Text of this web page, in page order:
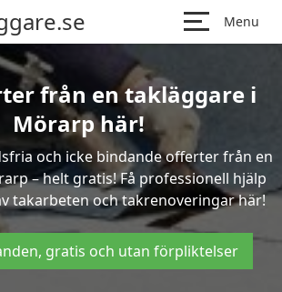
Menu
från en takläggare i
Mörarp här!
och icke bindande offerter från en
– helt gratis! Få professionell hjälp
takarbeten och takrenoveringar här!
gratis och utan förpliktelser